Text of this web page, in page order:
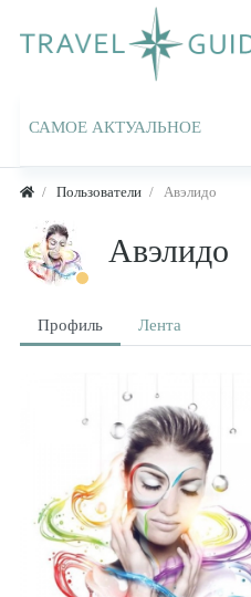
САМОЕ АКТУАЛЬНОЕ
Пользователи Авэлидо
Авэлидо
Профиль Лента